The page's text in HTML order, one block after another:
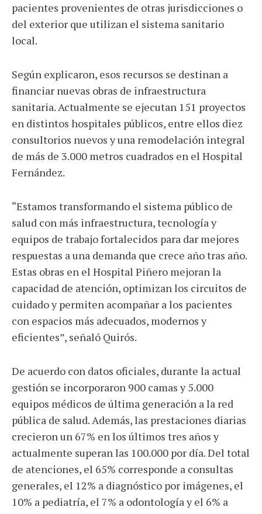
pacientes provenientes de otras jurisdicciones o
del exterior que utilizan el sistema sanitario
local.
Según explicaron, esos recursos se destinan a
financiar nuevas obras de infraestructura
sanitaria. Actualmente se ejecutan 151 proyectos
en distintos hospitales públicos, entre ellos diez
consultorios nuevos y una remodelación integral
de más de 3.000 metros cuadrados en el Hospital
Fernández.
“Estamos transformando el sistema público de
salud con más infraestructura, tecnología y
equipos de trabajo fortalecidos para dar mejores
respuestas a una demanda que crece año tras año.
Estas obras en el Hospital Piñero mejoran la
capacidad de atención, optimizan los circuitos de
cuidado y permiten acompañar a los pacientes
con espacios más adecuados, modernos y
eficientes”, señaló Quirós.
De acuerdo con datos oficiales, durante la actual
gestión se incorporaron 900 camas y 5.000
equipos médicos de última generación a la red
pública de salud. Además, las prestaciones diarias
crecieron un 67% en los últimos tres años y
actualmente superan las 100.000 por día. Del total
de atenciones, el 65% corresponde a consultas
generales, el 12% a diagnóstico por imágenes, el
10% a pediatría, el 7% a odontología y el 6% a